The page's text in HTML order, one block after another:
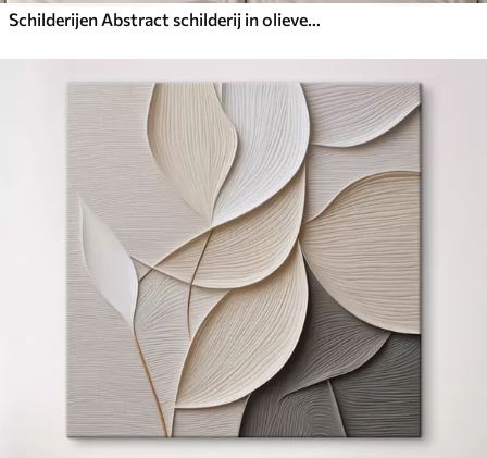
Schilderijen Abstract schilderij in olieverfstijl